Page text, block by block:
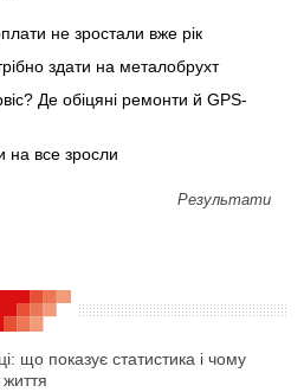
не зростали вже рік
здати на металобрухт
Де обіцяні ремонти й GPS-
на все зросли
Результати
що показує статистика і чому